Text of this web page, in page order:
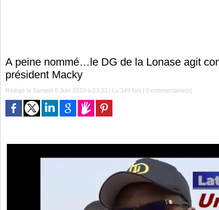
A peine nommé…le DG de la Lonase agit
président Macky
Rédigé le Samedi 6 Juin 2020 à 03:33 | Lu 349 fois |0 commentaire(s)